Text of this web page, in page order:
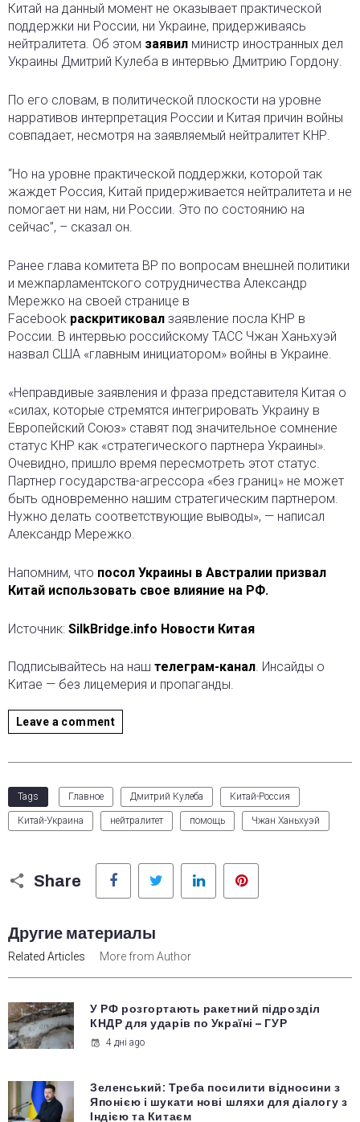
Китай на данный момент не оказывает практической
поддержки ни России, ни Украине, придерживаясь
нейтралитета. Об этом заявил министр иностранных дел
Украины Дмитрий Кулеба в интервью Дмитрию Гордону.
По его словам, в политической плоскости на уровне
нарративов интерпретация России и Китая причин войны
совпадает, несмотря на заявляемый нейтралитет КНР.
“Но на уровне практической поддержки, которой так
жаждет Россия, Китай придерживается нейтралитета и не
помогает ни нам, ни России. Это по состоянию на
сейчас”, – сказал он.
Ранее глава комитета ВР по вопросам внешней политики
и межпарламентского сотрудничества Александр
Мережко на своей странице в
Facebook раскритиковал заявление посла КНР в
России. В интервью российскому ТАСС Чжан Ханьхуэй
назвал США «главным инициатором» войны в Украине.
«Неправдивые заявления и фраза представителя Китая о
«силах, которые стремятся интегрировать Украину в
Европейский Союз» ставят под значительное сомнение
статус КНР как «стратегического партнера Украины».
Очевидно, пришло время пересмотреть этот статус.
Партнер государства-агрессора «без границ» не может
быть одновременно нашим стратегическим партнером.
Нужно делать соответствующие выводы», — написал
Александр Мережко.
Напомним, что посол Украины в Австралии призвал
Китай использовать свое влияние на РФ.
Источник: SilkBridge.info Новости Китая
Подписывайтесь на наш телеграм-канал. Инсайды о
Китае — без лицемерия и пропаганды.
Leave a comment
Tags Главное Дмитрий Кулеба Китай-Россия
Китай-Украина нейтралитет помощь Чжан Ханьхуэй
Share
Facebook Twitter LinkedIn
Другие материалы
Related Articles More from Author
У РФ розгортають ракетний підрозділ
КНДР для ударів по Україні – ГУР
4 дні ago
Зеленський: Треба посилити відносини з
Японією і шукати нові шляхи для діалогу з
Індією та Китаєм